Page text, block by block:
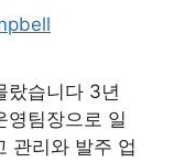
랐습니다 3년
영팀장으로 일
관리와 발주 업